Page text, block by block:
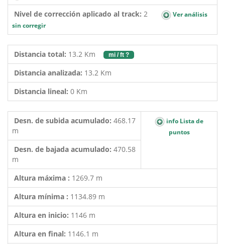
Nivel de corrección aplicado al track: 2
Ver análisis
sin corregir
Distancia total: 13.2 Km mi / ft ?
Distancia analizada: 13.2 Km
Distancia lineal: 0 Km
Desn. de subida acumulado: 468.17
m
info Lista de
puntos
Desn. de bajada acumulado: 470.58
m
Altura máxima : 1269.7 m
Altura mínima : 1134.89 m
Altura en inicio: 1146 m
Altura en final: 1146.1 m